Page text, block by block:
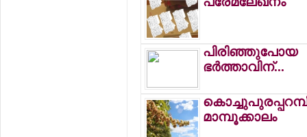
പിരിഞ്ഞുപോയ
ഭര്‍ത്താവിന്...
മാമ്പൂക്കാലം